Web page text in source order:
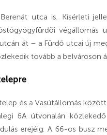
utca is. Kísérleti
végállomás
át – a Fürdő utcai új
tovább a belvároson
és a Vasútállomás
6A útvonalán
erejéig. A 66-os busz